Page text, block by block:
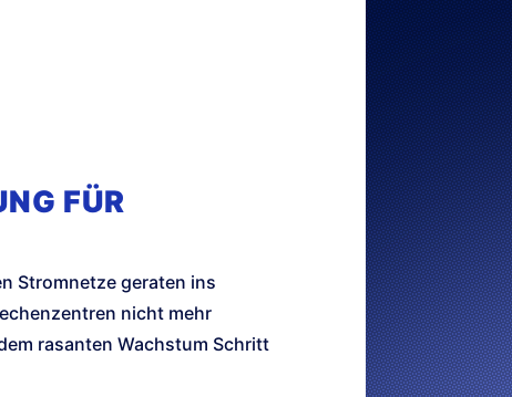
FÜR
Stromnetze geraten ins
nicht mehr
rasanten Wachstum Schritt